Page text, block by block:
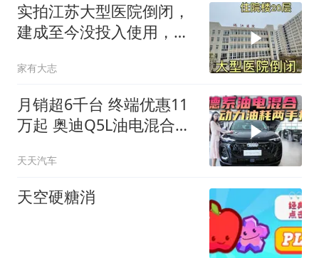
实拍江苏大型医院倒闭，
建成至今没投入使用，造
家有大志
月销超6千台 终端优惠11
万起 奥迪Q5L油电混合版
天天汽车
天空硬糖消